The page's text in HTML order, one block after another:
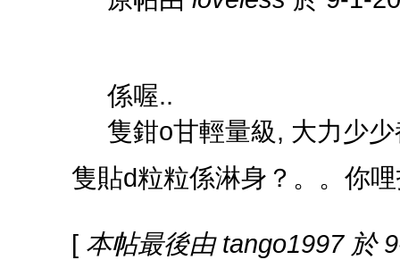
係喔..
隻鉗o甘輕量級, 大力少
隻貼d粒粒係淋身？。。你
[ 本帖最後由 tango1997 於